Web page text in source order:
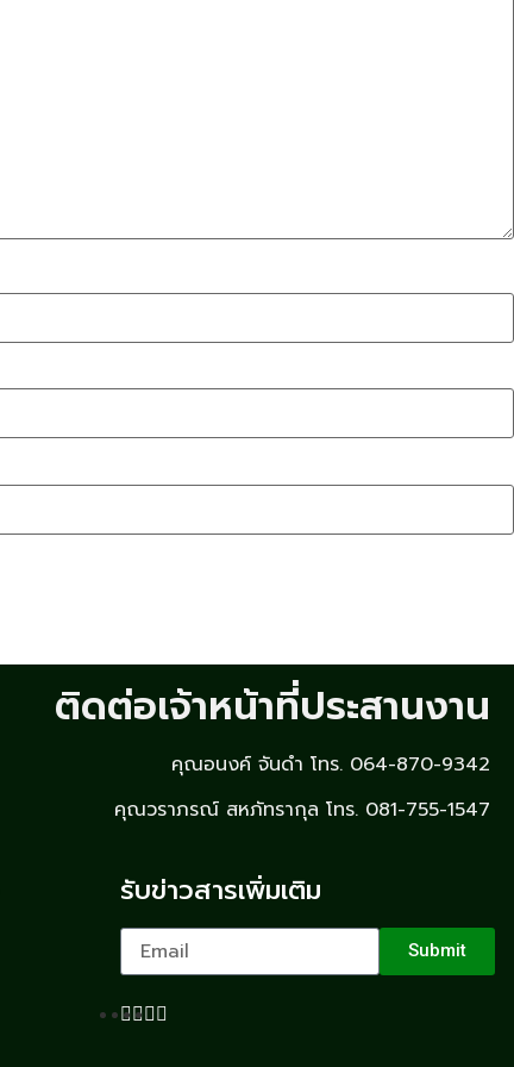
ติดต่อเจ้าหน้าที่ประสานงาน
คุณอนงค์ จันดำ โทร. 064-870-9342
คุณวราภรณ์ สหภัทรากุล โทร. 081-755-1547
รับข่าวสารเพิ่มเติม
Submit